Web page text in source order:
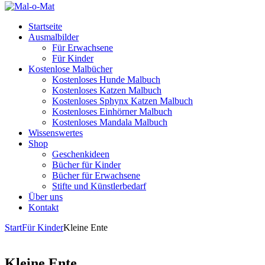
Startseite
Ausmalbilder
Für Erwachsene
Für Kinder
Kostenlose Malbücher
Kostenloses Hunde Malbuch
Kostenloses Katzen Malbuch
Kostenloses Sphynx Katzen Malbuch
Kostenloses Einhörner Malbuch
Kostenloses Mandala Malbuch
Wissenswertes
Shop
Geschenkideen
Bücher für Kinder
Bücher für Erwachsene
Stifte und Künstlerbedarf
Über uns
Kontakt
StartFür KinderKleine Ente